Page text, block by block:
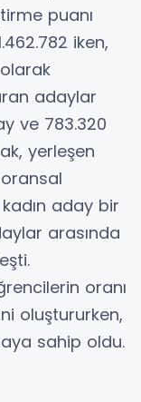
puanı
iken,
olarak
adaylar
ve 783.320
yerleşen
aday bir
arasında
oranı
oluştururken,
sahip oldu.